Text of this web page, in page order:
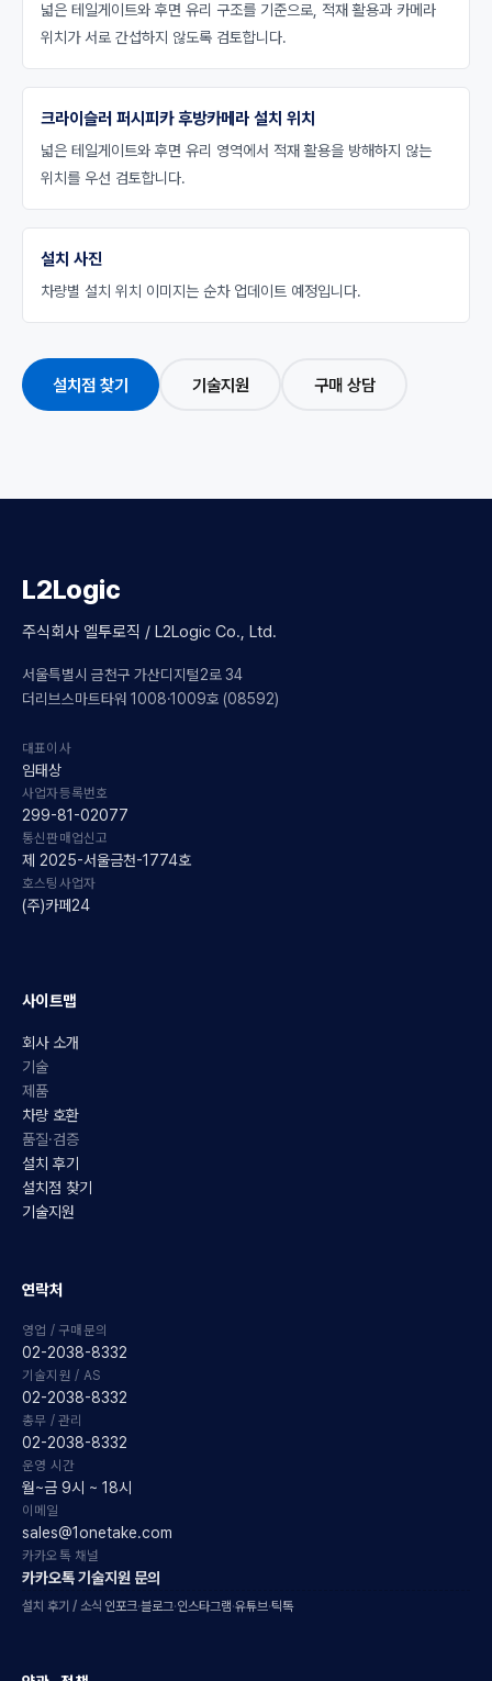
넓은 테일게이트와 후면 유리 구조를 기준으로, 적재 활용과 카메라
위치가 서로 간섭하지 않도록 검토합니다.
크라이슬러 퍼시피카 후방카메라 설치 위치
넓은 테일게이트와 후면 유리 영역에서 적재 활용을 방해하지 않는
위치를 우선 검토합니다.
설치 사진
차량별 설치 위치 이미지는 순차 업데이트 예정입니다.
설치점 찾기 기술지원 구매 상담
L2Logic
주식회사 엘투로직 / L2Logic Co., Ltd.
서울특별시 금천구 가산디지털2로 34
더리브스마트타워 1008·1009호 (08592)
대표이사
임태상
사업자등록번호
299-81-02077
통신판매업신고
제 2025-서울금천-1774호
호스팅사업자
(주)카페24
사이트맵
회사 소개
기술
제품
차량 호환
품질·검증
설치 후기
설치점 찾기
기술지원
연락처
영업 / 구매문의
02-2038-8332
기술지원 / AS
02-2038-8332
총무 / 관리
02-2038-8332
운영 시간
월~금 9시 ~ 18시
이메일
sales@1onetake.com
카카오톡 채널
카카오톡 기술지원 문의
설치 후기 / 소식 인포크·블로그·인스타그램·유튜브·틱톡